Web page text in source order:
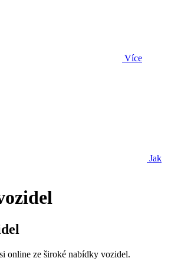
Více
Jak
online ze široké nabídky vozidel.